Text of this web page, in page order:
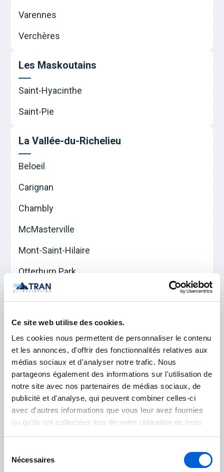
Ce site web utilise des cookies.
Les cookies nous permettent de personnaliser le contenu
et les annonces, d'offrir des fonctionnalités relatives aux
médias sociaux et d'analyser notre trafic. Nous
partageons également des informations sur l'utilisation de
notre site avec nos partenaires de médias sociaux, de
publicité et d'analyse, qui peuvent combiner celles-ci
avec d'autres informations que vous leur avez fournies
ou qu'ils ont collectées lors de votre utilisation de leurs
Nécessaires
Varennes
Verchères
Les Maskoutains
Saint-Hyacinthe
Saint-Pie
La Vallée-du-Richelieu
Beloeil
Carignan
Chambly
McMasterville
Mont-Saint-Hilaire
Otterburn Park
Saint-Basile-le-Grand
Napierville
Saint-Rémi
Longueuil